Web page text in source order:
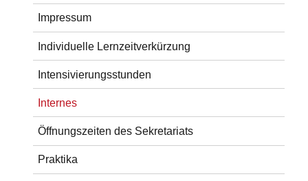
Impressum
Individuelle Lernzeitverkürzung
Intensivierungsstunden
Internes
Öffnungszeiten des Sekretariats
Praktika